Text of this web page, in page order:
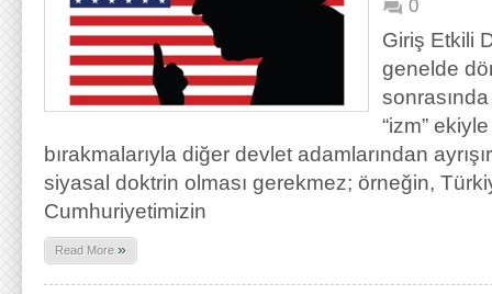
0
Giriş Etkili
genelde
“izm”
bırakmalarıyla diğer devlet adamlarından
siyasal doktrin olması gerekmez; örneğin,
Cumhuriyetimizin
Read More »